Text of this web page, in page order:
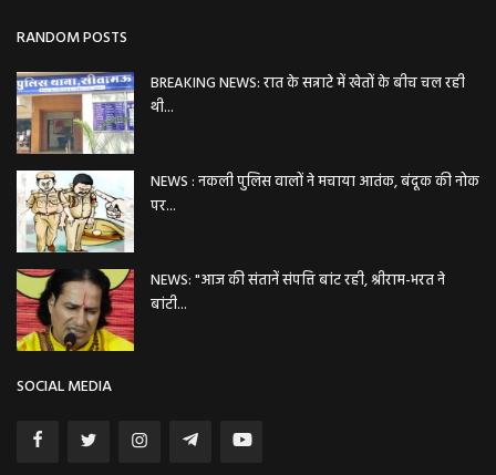
RANDOM POSTS
BREAKING NEWS: रात के सन्नाटे में खेतों के बीच चल रही
थी...
NEWS : नकली पुलिस वालों ने मचाया आतंक, बंदूक की नोक
पर...
NEWS: "आज की संतानें संपत्ति बांट रही, श्रीराम-भरत ने
बांटी...
SOCIAL MEDIA